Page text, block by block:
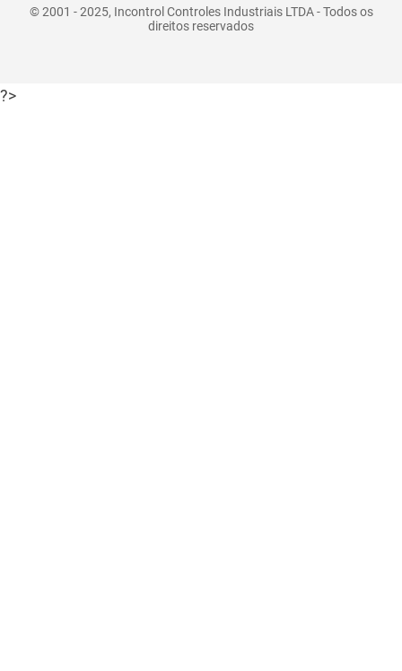
© 2001 - 2025, Incontrol Controles Industriais LTDA - Todos os
direitos reservados
?>